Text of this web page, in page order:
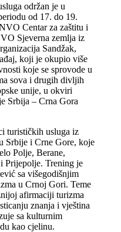
održan je u
od 17. do 19.
Centar za zaštitu i
Sjeverna zemlja iz
Sandžak,
koji je okupio više
koje se sprovode u
sova i drugih divljih
unije, u okviri
Srbija – Crna Gora
turističkih usluga iz
Srbije i Crne Gore, koje
Polje, Berane,
Prijepolje. Trening je
sa višegodišnjim
u Crnoj Gori. Teme
afirmaciji turizma
znanja i vještina
sa kulturnim
kao cjelinu.